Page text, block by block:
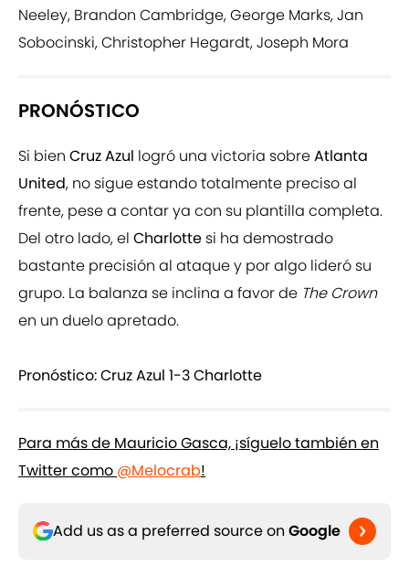
Neeley, Brandon Cambridge, George Marks, Jan
Sobocinski, Christopher Hegardt, Joseph Mora
PRONÓSTICO
Si bien Cruz Azul logró una victoria sobreAtlanta
United, no sigue estando totalmente preciso al
frente, pese a contar ya con su plantilla completa.
Del otro lado, el Charlotte si ha demostrado
bastante precisión al ataque y por algo lideró su
grupo. La balanza se inclina a favor de The Crown
en un duelo apretado.
Pronóstico: Cruz Azul 1-3 Charlotte
Para más de Mauricio Gasca, ¡síguelo también en
Twitter como @Melocrab!
Add us as a preferred source on Google